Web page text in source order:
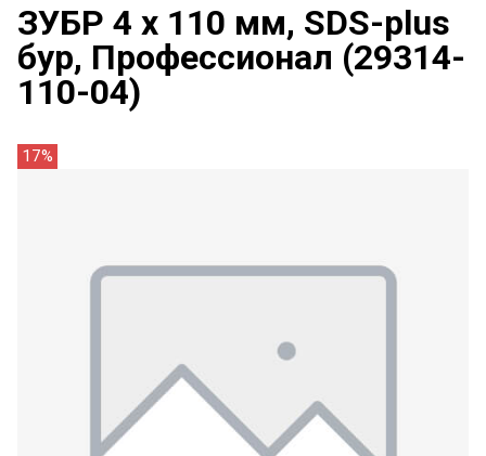
ЗУБР 4 x 110 мм, SDS-plus
бур, Профессионал (29314-
110-04)
17%